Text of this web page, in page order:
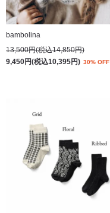
bambolina
13,500円(税込14,850円)
9,450円(税込10,395円) 30% OFF